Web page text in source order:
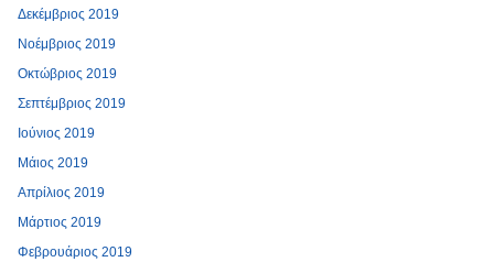
Δεκέμβριος 2019
Νοέμβριος 2019
Οκτώβριος 2019
Σεπτέμβριος 2019
Ιούνιος 2019
Μάιος 2019
Απρίλιος 2019
Μάρτιος 2019
Φεβρουάριος 2019